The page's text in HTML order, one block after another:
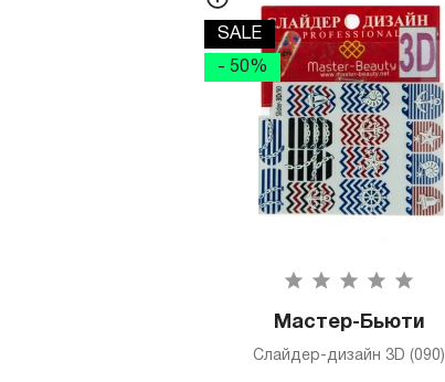
SALE
- 50%
Мастер-Бьюти
Слайдер-дизайн 3D (090)